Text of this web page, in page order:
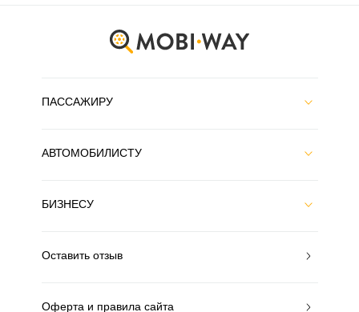
ПАССАЖИРУ
АВТОМОБИЛИСТУ
БИЗНЕСУ
Оставить отзыв
Оферта и правила сайта